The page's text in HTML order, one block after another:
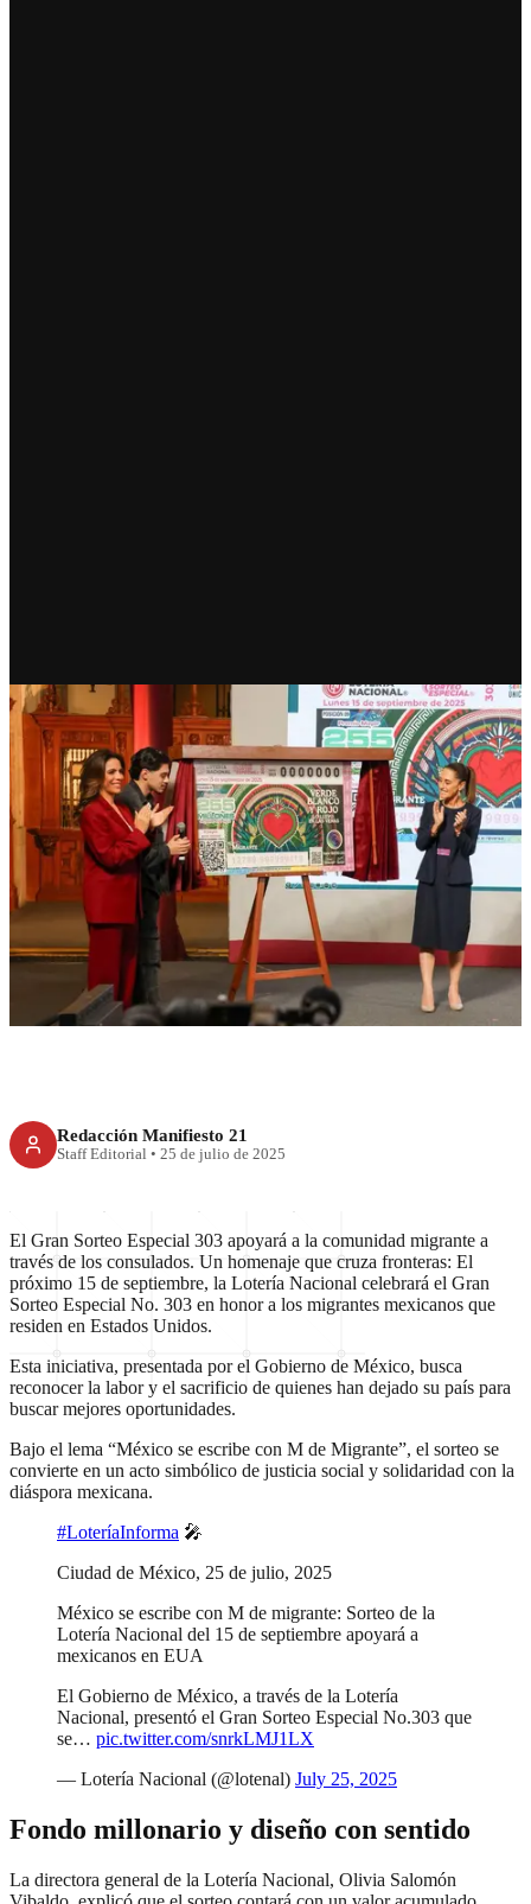
RECIENTE
Con M de Migrante; Lotería
dedica sorteo a mexicanos en
EU
Redacción Manifiesto 21
Staff Editorial • 25 de julio de 2025
El Gran Sorteo Especial 303 apoyará a la comunidad migrante a
través de los consulados. Un homenaje que cruza fronteras: El
próximo 15 de septiembre, la Lotería Nacional celebrará el Gran
Sorteo Especial No. 303 en honor a los migrantes mexicanos que
residen en Estados Unidos.
Esta iniciativa, presentada por el Gobierno de México, busca
reconocer la labor y el sacrificio de quienes han dejado su país para
buscar mejores oportunidades.
Bajo el lema “México se escribe con M de Migrante”, el sorteo se
convierte en un acto simbólico de justicia social y solidaridad con la
diáspora mexicana.
#LoteríaInforma 🎤
Ciudad de México, 25 de julio, 2025
México se escribe con M de migrante: Sorteo de la
Lotería Nacional del 15 de septiembre apoyará a
mexicanos en EUA
El Gobierno de México, a través de la Lotería
Nacional, presentó el Gran Sorteo Especial No.303 que
se… pic.twitter.com/snrkLMJ1LX
— Lotería Nacional (@lotenal) July 25, 2025
Fondo millonario y diseño con sentido
La directora general de la Lotería Nacional, Olivia Salomón